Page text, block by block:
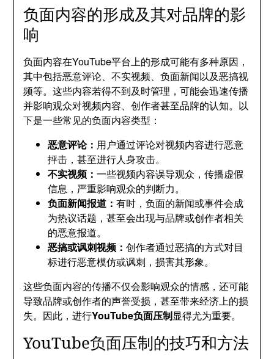
负面内容的形成及其对品牌的影
响
负面内容在YouTube平台上的形成可能有多种原因，
其中包括恶意评论、不实视频、负面新闻以及恶搞视
频等。这些内容若得不到及时管理，可能会迅速传播
并影响观众对视频内容、创作者甚至品牌的认知。以
下是一些常见的负面内容类型：
恶意评论： 用户通过评论对视频内容进行恶意
抨击，甚至进行人身攻击。
不实视频：一些视频内容误导观众，传播虚假
信息，严重影响观众的判断力。
负面新闻报道：有时，负面的新闻或事件会成
为热议话题，甚至会出现与品牌或创作者相关
的恶意报道。
恶搞或讽刺视频：创作者通过恶搞的方式对目
标进行恶意模仿或讽刺，损害其形象。
这些负面内容的传播不仅会影响观众的情感，还可能
导致品牌或创作者的声誉受损，甚至带来经济上的损
失。因此，进行YouTube负面压制显得尤为重要。
YouTube负面压制的技巧和方法